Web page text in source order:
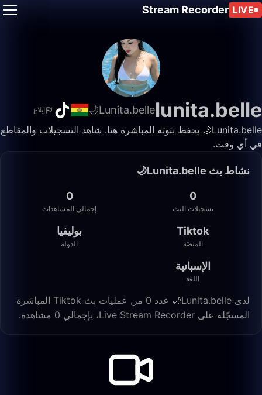
LIVE
Stream Recorder
lunita.belle
Lunita.belle🌙 إبلاغ
Lunita.belle🌙 يحفظ بثوثه المباشرة هنا. شاهد التسجيلات والمقاطع
في أي وقت.
نشاط بث Lunita.belle🌙
0
تسجيلات البث
0
إجمالي المشاهدات
Tiktok
المنصّة
بوليفيا
الدولة
الإسبانية
اللغة
لدى Lunita.belle🌙 عدد 0 من عمليات بث Tiktok المباشرة
المسجّلة على Live Stream Recorder، بإجمالي 0 مشاهدة.